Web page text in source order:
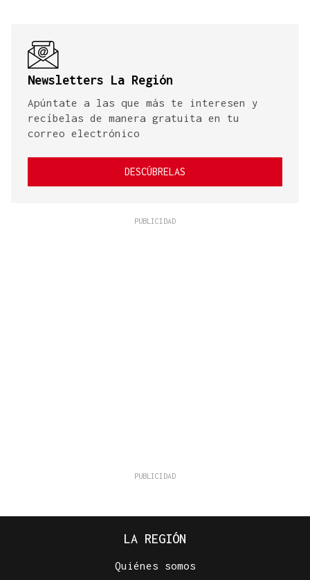
Newsletters La Región
Apúntate a las que más te interesen y
recíbelas de manera gratuita en tu
correo electrónico
DESCÚBRELAS
LA REGIÓN
Quiénes somos